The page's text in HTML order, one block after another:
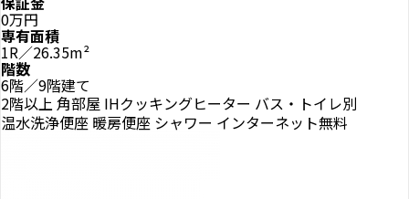
0万円
専有面積
1R／26.35m²
階数
6階／9階建て
2階以上 角部屋 IHクッキングヒーター バス・トイレ別
温水洗浄便座 暖房便座 シャワー インターネット無料